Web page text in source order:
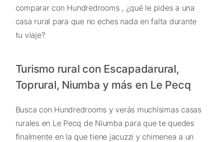
comparar con Hundredrooms , ¿qué le pides a una
casa rural para que no eches nada en falta durante
tu viaje?
Turismo rural con Escapadarural,
Toprural, Niumba y más en Le Pecq
Busca con Hundredrooms y verás muchísimas casas
rurales en Le Pecq de Niumba para que te quedes
finalmente en la que tiene jacuzzi y chimenea a un